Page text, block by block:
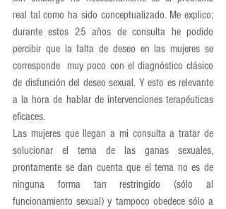
real tal como ha sido conceptualizado. Me explico;
durante estos 25 años de consulta he podido
percibir que la falta de deseo en las mujeres se
corresponde  muy poco con el diagnóstico clásico
de disfunción del deseo sexual. Y esto es relevante
a la hora de hablar de intervenciones terapéuticas
eficaces.
Las mujeres que llegan a mi consulta a tratar de
solucionar el tema de las ganas sexuales,
prontamente se dan cuenta que el tema no es de
ninguna forma tan restringido (sólo al
funcionamiento sexual) y tampoco obedece sólo a